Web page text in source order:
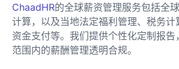
ChaadHR的全球薪资管理服务包括全
计算，以及当地法定福利管理、税务计
资金支付等。我们提供个性化定制报
范围内的薪酬管理透明合规。